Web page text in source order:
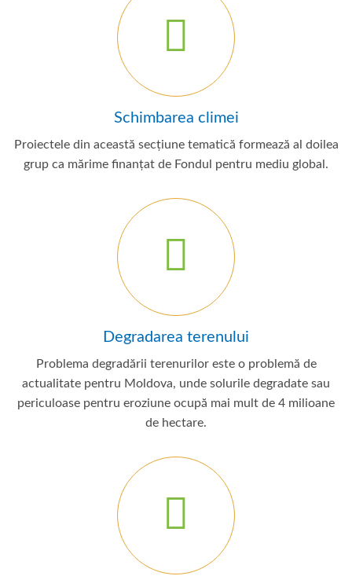
Schimbarea climei
Proiectele din această secțiune tematică formează al doilea
grup ca mărime finanțat de Fondul pentru mediu global.
Degradarea terenului
Problema degradării terenurilor este o problemă de
actualitate pentru Moldova, unde solurile degradate sau
periculoase pentru eroziune ocupă mai mult de 4 milioane
de hectare.